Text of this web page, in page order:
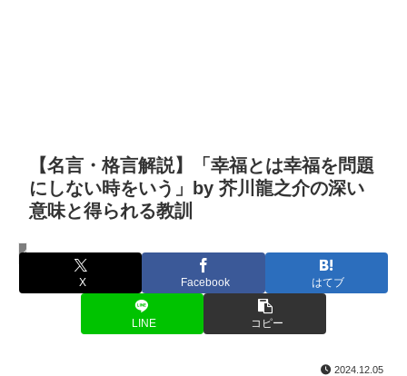
【名言・格言解説】「幸福とは幸福を問題
にしない時をいう」by 芥川龍之介の深い
意味と得られる教訓
名言・格言
X Facebook はてブ
LINE コピー
2024.12.05